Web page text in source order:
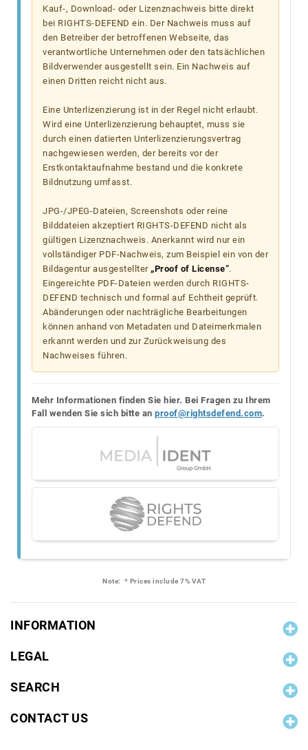
Kauf-, Download- oder Lizenznachweis bitte direkt
bei RIGHTS-DEFEND ein. Der Nachweis muss auf
den Betreiber der betroffenen Webseite, das
verantwortliche Unternehmen oder den tatsächlichen
Bildverwender ausgestellt sein. Ein Nachweis auf
einen Dritten reicht nicht aus.
Eine Unterlizenzierung ist in der Regel nicht erlaubt.
Wird eine Unterlizenzierung behauptet, muss sie
durch einen datierten Unterlizenzierungsvertrag
nachgewiesen werden, der bereits vor der
Erstkontaktaufnahme bestand und die konkrete
Bildnutzung umfasst.
JPG-/JPEG-Dateien, Screenshots oder reine
Bilddateien akzeptiert RIGHTS-DEFEND nicht als
gültigen Lizenznachweis. Anerkannt wird nur ein
vollständiger PDF-Nachweis, zum Beispiel ein von der
Bildagentur ausgestellter „Proof of License“.
Eingereichte PDF-Dateien werden durch RIGHTS-
DEFEND technisch und formal auf Echtheit geprüft.
Abänderungen oder nachträgliche Bearbeitungen
können anhand von Metadaten und Dateimerkmalen
erkannt werden und zur Zurückweisung des
Nachweises führen.
Mehr Informationen finden Sie hier. Bei Fragen zu Ihrem
Fall wenden Sie sich bitte an proof@rightsdefend.com.
Note: * Prices include 7% VAT
INFORMATION
LEGAL
SEARCH
CONTACT US